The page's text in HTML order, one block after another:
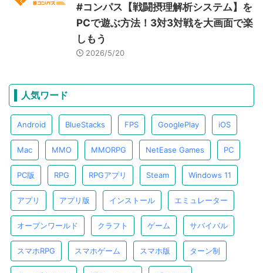
#コンパス【戦闘摂理解析システム】を
PCで遊ぶ方法！3対3対戦を大画面で楽
しもう
2026/5/20
人気ワード
Android BlueStacks FPS GooglePlay iOS
Mac MMO MMORPG NetEase Games PC
PC版 RPG RPGアプリ Steam Windows 11
アプリ アプリ版 インストール エミュレーター
オープンワールド クラフト ゲーム サバイバル
スマホRPG スマホゲーム スマホ版 ターン制